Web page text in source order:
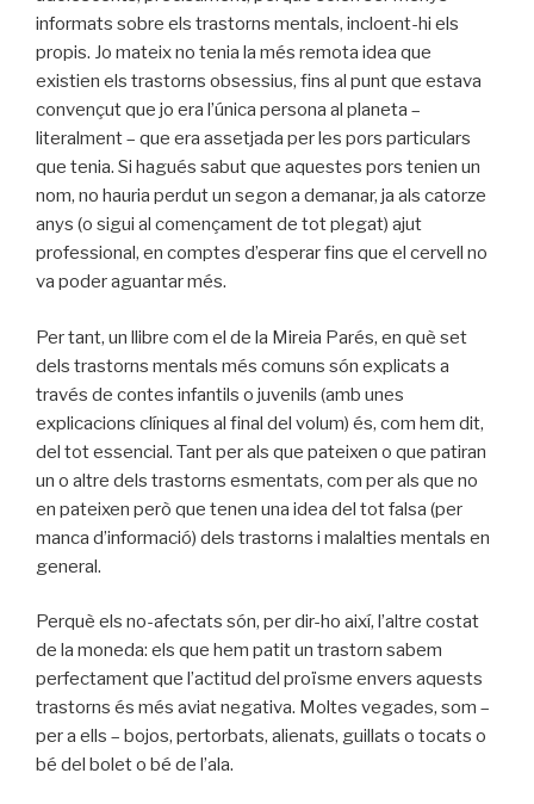
informats sobre els trastorns mentals, incloent-hi els
propis. Jo mateix no tenia la més remota idea que
existien els trastorns obsessius, fins al punt que estava
convençut que jo era l’única persona al planeta –
literalment – que era assetjada per les pors particulars
que tenia. Si hagués sabut que aquestes pors tenien un
nom, no hauria perdut un segon a demanar, ja als catorze
anys (o sigui al començament de tot plegat) ajut
professional, en comptes d’esperar fins que el cervell no
va poder aguantar més.
Per tant, un llibre com el de la Mireia Parés, en què set
dels trastorns mentals més comuns són explicats a
través de contes infantils o juvenils (amb unes
explicacions clíniques al final del volum) és, com hem dit,
del tot essencial. Tant per als que pateixen o que patiran
un o altre dels trastorns esmentats, com per als que no
en pateixen però que tenen una idea del tot falsa (per
manca d’informació) dels trastorns i malalties mentals en
general.
Perquè els no-afectats són, per dir-ho així, l’altre costat
de la moneda: els que hem patit un trastorn sabem
perfectament que l’actitud del proïsme envers aquests
trastorns és més aviat negativa. Moltes vegades, som –
per a ells – bojos, pertorbats, alienats, guillats o tocats o
bé del bolet o bé de l’ala.